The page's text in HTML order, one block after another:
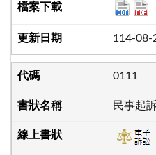
114-08-
0111
民事起